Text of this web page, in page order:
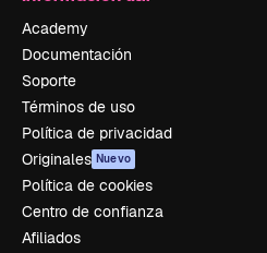
Academy
Documentación
Soporte
Términos de uso
Política de privacidad
Originales Nuevo
Política de cookies
Centro de confianza
Afiliados